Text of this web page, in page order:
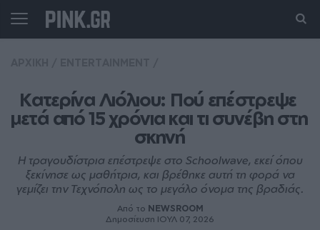
Κατερίνα Λιόλιου: Πού επέστρεψε
μετά από 15 χρόνια και τι συνέβη στη
σκηνή
Η τραγουδίστρια επέστρεψε στο Schoolwave, εκεί όπου
ξεκίνησε ως μαθήτρια, και βρέθηκε αυτή τη φορά να
γεμίζει την Τεχνόπολη ως το μεγάλο όνομα της βραδιάς.
Από το NEWSROOM
Δημοσίευση ΙΟΥΛ 07, 2026